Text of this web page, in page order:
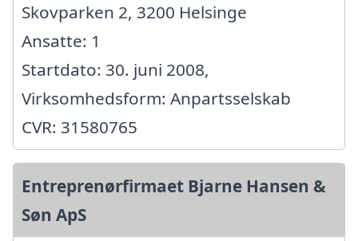
Skovparken 2, 3200 Helsinge
Ansatte: 1
Startdato: 30. juni 2008,
Virksomhedsform: Anpartsselskab
CVR: 31580765
Entreprenørfirmaet Bjarne Hansen &
Søn ApS